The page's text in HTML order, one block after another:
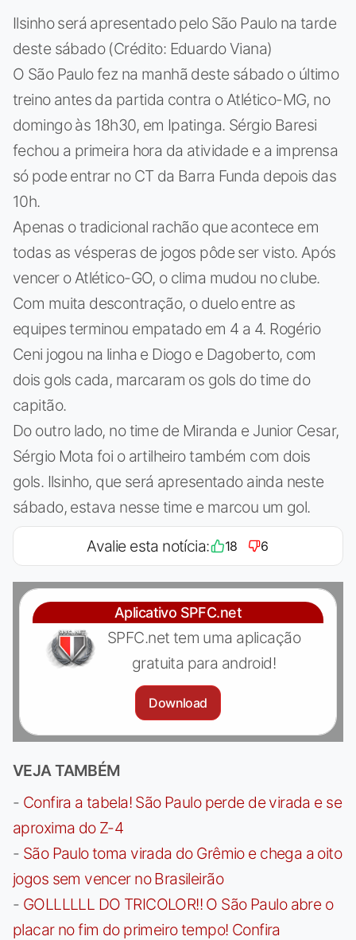
Ilsinho será apresentado pelo São Paulo na tarde
deste sábado (Crédito: Eduardo Viana)
O São Paulo fez na manhã deste sábado o último
treino antes da partida contra o Atlético-MG, no
domingo às 18h30, em Ipatinga. Sérgio Baresi
fechou a primeira hora da atividade e a imprensa
só pode entrar no CT da Barra Funda depois das
10h.
Apenas o tradicional rachão que acontece em
todas as vésperas de jogos pôde ser visto. Após
vencer o Atlético-GO, o clima mudou no clube.
Com muita descontração, o duelo entre as
equipes terminou empatado em 4 a 4. Rogério
Ceni jogou na linha e Diogo e Dagoberto, com
dois gols cada, marcaram os gols do time do
capitão.
Do outro lado, no time de Miranda e Junior Cesar,
Sérgio Mota foi o artilheiro também com dois
gols. Ilsinho, que será apresentado ainda neste
sábado, estava nesse time e marcou um gol.
Avalie esta notícia: 18 6
Aplicativo SPFC.net
SPFC.net tem uma aplicação
gratuita para android!
Download
VEJA TAMBÉM
- Confira a tabela! São Paulo perde de virada e se
aproxima do Z-4
- São Paulo toma virada do Grêmio e chega a oito
jogos sem vencer no Brasileirão
- GOLLLLLL DO TRICOLOR!! O São Paulo abre o
placar no fim do primeiro tempo! Confira